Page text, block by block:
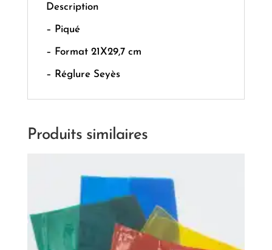
Description
– Piqué
– Format 21X29,7 cm
– Réglure Seyès
Produits similaires